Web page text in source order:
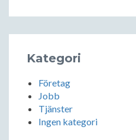
Kategori
Företag
Jobb
Tjänster
Ingen kategori